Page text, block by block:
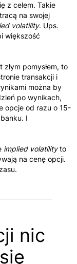
z celem. Takie
na swojej
volatility. Ups.
większość
pomysłem, to
transakcji i
można by
po wynikach,
opcje od razu o 15-
I
implied volatilityto
na cenę opcji.
nic